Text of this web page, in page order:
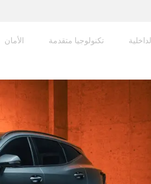
الداخلية تكنولوجيا متقدمة الأمان